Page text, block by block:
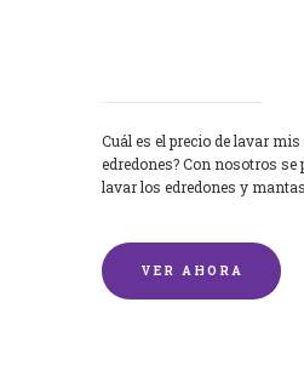
Cuál es el precio de lavar
edredones? Con nosotros se
lavar los edredones y
VER AHORA